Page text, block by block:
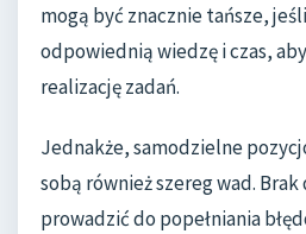
mogą być znacznie tańsze,
odpowiednią wiedzę i czas,
realizację zadań.
Jednakże, samodzielne
sobą również szereg wad.
prowadzić do popełniania